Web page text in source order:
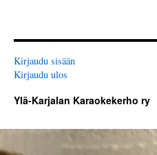
Kirjaudu sisään
Kirjaudu ulos
Ylä-Karjalan Karaokekerho ry